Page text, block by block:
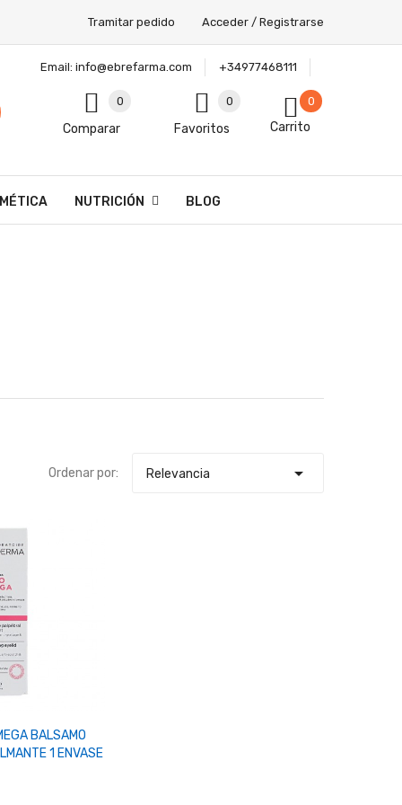
Acceder / Registrarse
Tramitar pedido
+34977468111
Email: info@ebrefarma.com
0
Carrito
0
Favoritos
0
Comparar
NUTRICIÓN BLOG
Ordenar por: Relevancia 
Al Carrito
BALSAMO
1 ENVASE